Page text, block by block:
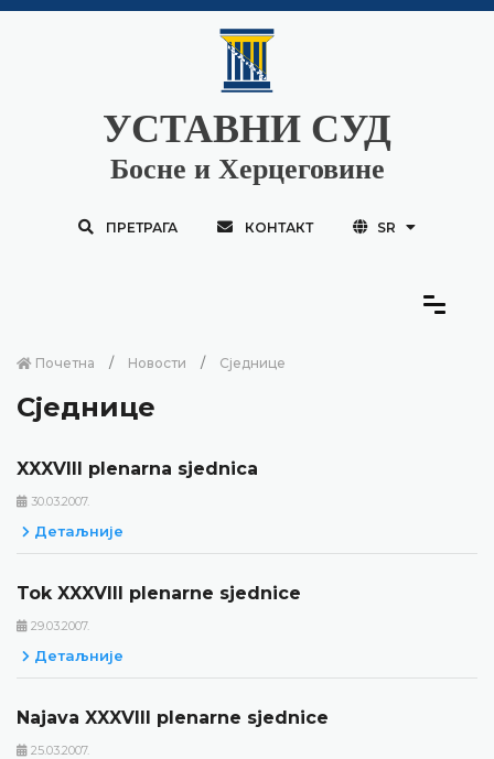
УСТАВНИ СУД
Босне и Херцеговине
ПРЕТРАГА КОНТАКТ SR
Почетна Новости Сједнице
Сједнице
XXXVIII plenarna sjednica
30.03.2007.
Детаљније
Tok XXXVIII plenarne sjednice
29.03.2007.
Детаљније
Najava XXXVIII plenarne sjednice
25.03.2007.